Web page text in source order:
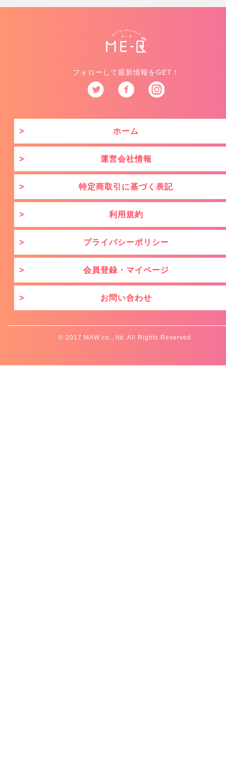
フォローして最新情報をGET！
ホーム
運営会社情報
特定商取引に基づく表記
利用規約
プライバシーポリシー
会員登録・マイページ
お問い合わせ
© 2017 MAW co., ltd. All Rights Reserved.